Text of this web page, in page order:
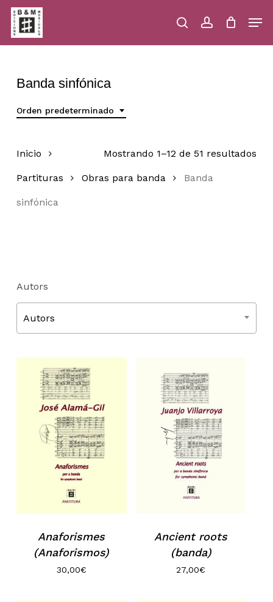
Skip
main
content
searchaccount
Close
Banda sinfónica
Orden predeterminado
Mostrando 1–12 de 51 resultados
Inicio
Partituras Obras para banda Banda
sinfónica
Autors
Autors
Anaforismes
(Anaforismos)
30,00€
Ancient roots
(banda)
27,00€
Menu